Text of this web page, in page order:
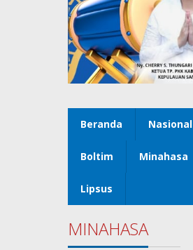
Beranda Nasional
Boltim Minahasa
Lipsus
MINAHASA